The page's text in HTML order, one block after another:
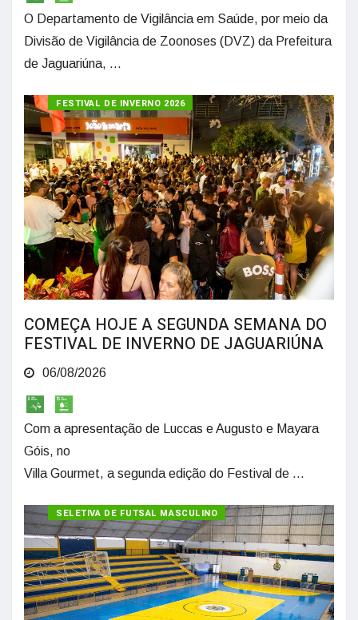
O Departamento de Vigilância em Saúde, por meio da
Divisão de Vigilância de Zoonoses (DVZ) da Prefeitura
de Jaguariúna, ...
FESTIVAL DE INVERNO 2026
COMEÇA HOJE A SEGUNDA SEMANA DO
FESTIVAL DE INVERNO DE JAGUARIÚNA
06/08/2026
Com a apresentação de Luccas e Augusto e Mayara
Góis, no
Villa Gourmet, a segunda edição do Festival de ...
SELETIVA DE FUTSAL MASCULINO